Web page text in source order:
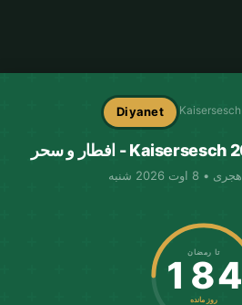
Diyanet
تا رمضان
184
روز مانده